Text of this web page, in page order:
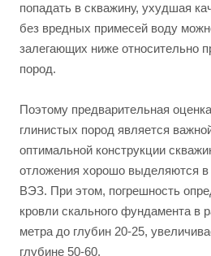
попадать в скважину, ухудшая
без вредных примесей воду
залегающих ниже относительно
пород.
Поэтому предварительная
глинистых пород является
оптимальной конструкции
отложения хорошо выделяются
ВЭЗ. При этом, погрешность
кровли скального фундамента в
метра до глубин 20-25,
глубине 50-60.